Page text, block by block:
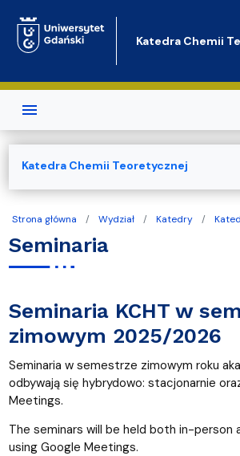
Katedra Chemii
Strona główna Wydział Katedry
Seminaria
Seminaria KCHT w
zimowym 2025/2026
Seminaria w semestrze zimowym roku
odbywają się hybrydowo: stacjonarnie
Meetings.
The seminars will be held both in-
using Google Meetings.
Katedra Chemii Teoretycznej